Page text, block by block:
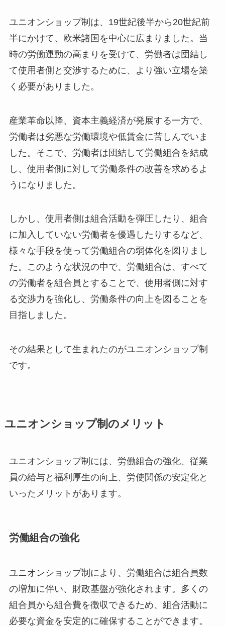
ユニオンショップ制は、19世紀後半から20世紀前
半にかけて、欧米諸国を中心に広まりました。当
時の労働運動の高まりを受けて、労働者は団結し
て使用者側と交渉するために、より強い立場を築
く必要がありました。
産業革命以降、資本主義経済が発展する一方で、
労働者は劣悪な労働環境や低賃金に苦しんでいま
した。そこで、労働者は団結して労働組合を結成
し、使用者側に対して労働条件の改善を求めるよ
うになりました。
しかし、使用者側は組合活動を弾圧したり、組合
に加入していない労働者を優遇したりするなど、
様々な手段を使って労働組合の弱体化を図りまし
た。このような状況の中で、労働組合は、すべて
の労働者を組合員とすることで、使用者側に対す
る交渉力を強化し、労働条件の向上を図ることを
目指しました。
その結果として生まれたのがユニオンショップ制
です。
ユニオンショップ制のメリット
ユニオンショップ制には、労働組合の強化、従業
員の給与と福利厚生の向上、労使関係の安定化と
いったメリットがあります。
労働組合の強化
ユニオンショップ制により、労働組合は組合員数
の増加に伴い、財政基盤が強化されます。多くの
組合員から組合費を徴収できるため、組合活動に
必要な資金を安定的に確保することができます。